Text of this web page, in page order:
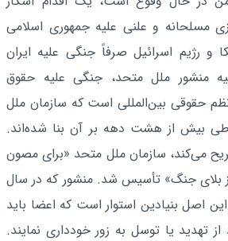
مسلحانه و علنی علیه جمهوری اسلامی
و رژیم اسرائیل صرفاً جنگی علیه ایران
منشور ملل متحد، جنگی علیه حقوق
حقوقی بین‌المللی است که سازمان ملل
بیش از هشت دهه بر آن بنا شده‌اند.
می‌کند، سازمان ملل متحد «برای مصون
بلای جنگ» تأسیس شد. منشور که در سال
این اصل بنیادین استوار است که اعضا باید
از تهدید یا توسل به زور خودداری نمایند.